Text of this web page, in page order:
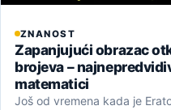
ZNANOST
Zapanjujući obrazac
brojeva –
matematici
Još od vremena kada je